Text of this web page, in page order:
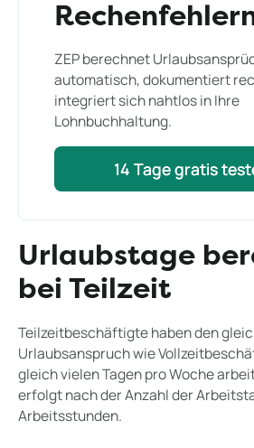
ZEP berechnet
automatisch, dokumentiert
integriert sich nahtlos in Ihre
Lohnbuchhaltung.
14 Tage gratis
14 Tage gratis
Urlaubstage
bei Teilzeit
Teilzeitbeschäftigte haben den
Urlaubsanspruch wie
gleich vielen Tagen pro Woche
erfolgt nach der Anzahl der
Arbeitsstunden.